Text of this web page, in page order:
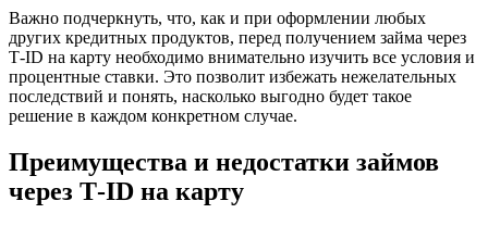
Важно подчеркнуть, что, как и при оформлении любых
других кредитных продуктов, перед получением займа через
Т-ID на карту необходимо внимательно изучить все условия и
процентные ставки. Это позволит избежать нежелательных
последствий и понять, насколько выгодно будет такое
решение в каждом конкретном случае.
Преимущества и недостатки займов
через Т-ID на карту